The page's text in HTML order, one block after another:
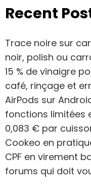
Recent
Trace noire sur
noir, polish ou
15 % de vinaigre
café, rinçage et
AirPods sur
fonctions limitées
0,083 € par
Cookeo en
CPF en virement
forums qui doit